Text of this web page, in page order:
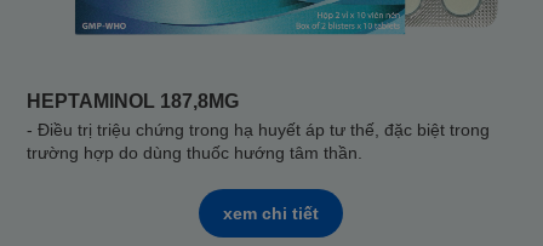
HEPTAMINOL 187,8MG
- Điều trị triệu chứng trong hạ huyết áp tư thế, đặc biệt trong
trường hợp do dùng thuốc hướng tâm thần.
xem chi tiết